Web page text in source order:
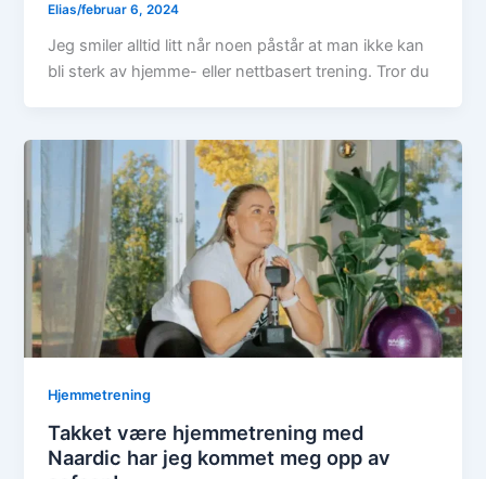
Elias/februar 6, 2024
Jeg smiler alltid litt når noen påstår at man ikke kan
bli sterk av hjemme- eller nettbasert trening. Tror du
Hjemmetrening
Takket være hjemmetrening med
Naardic har jeg kommet meg opp av